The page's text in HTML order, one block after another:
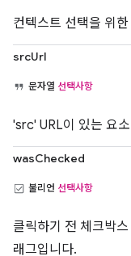
컨텍스트 선택을 위
srcUrl
문자열 선택사항
'src' URL이 있는 요
wasChecked
불리언 선택사항
클릭하기 전 체크박
래그입니다.